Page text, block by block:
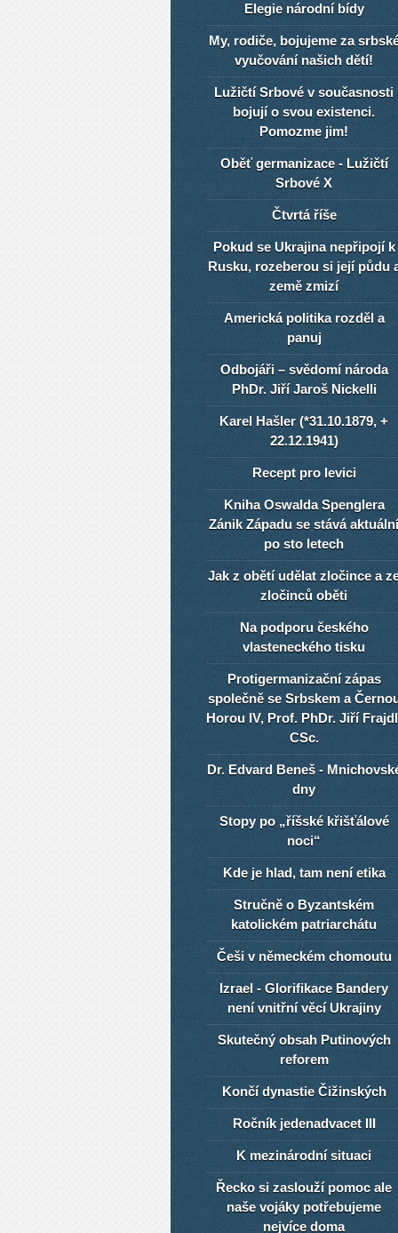
Elegie národní bídy
My, rodiče, bojujeme za
vyučování našich dětí!
Lužičtí Srbové v současnosti
bojují o svou existenci.
Pomozme jim!
Oběť germanizace - Lužičtí
Srbové X
Čtvrtá říše
Pokud se Ukrajina nepřipojí k
Rusku, rozeberou si její půdu
země zmizí
Americká politika rozděl a
panuj
Odbojáři – svědomí národa
PhDr. Jiří Jaroš Nickelli
Karel Hašler (*31.10.1879, +
22.12.1941)
Recept pro levici
Kniha Oswalda Spenglera
Zánik Západu se stává aktuální
po sto letech
Jak z obětí udělat zločince a
zločinců oběti
Na podporu českého
vlasteneckého tisku
Protigermanizační zápas
společně se Srbskem a
Horou IV, Prof. PhDr. Jiří
CSc.
Dr. Edvard Beneš -
dny
Stopy po „říšské křišťálové
noci“
Kde je hlad, tam není etika
Stručně o Byzantském
katolickém patriarchátu
Češi v německém chomoutu
Izrael - Glorifikace Bandery
není vnitřní věcí Ukrajiny
Skutečný obsah Putinových
reforem
Končí dynastie Čižinských
Ročník jedenadvacet III
K mezinárodní situaci
Řecko si zaslouží pomoc ale
naše vojáky potřebujeme
nejvíce doma